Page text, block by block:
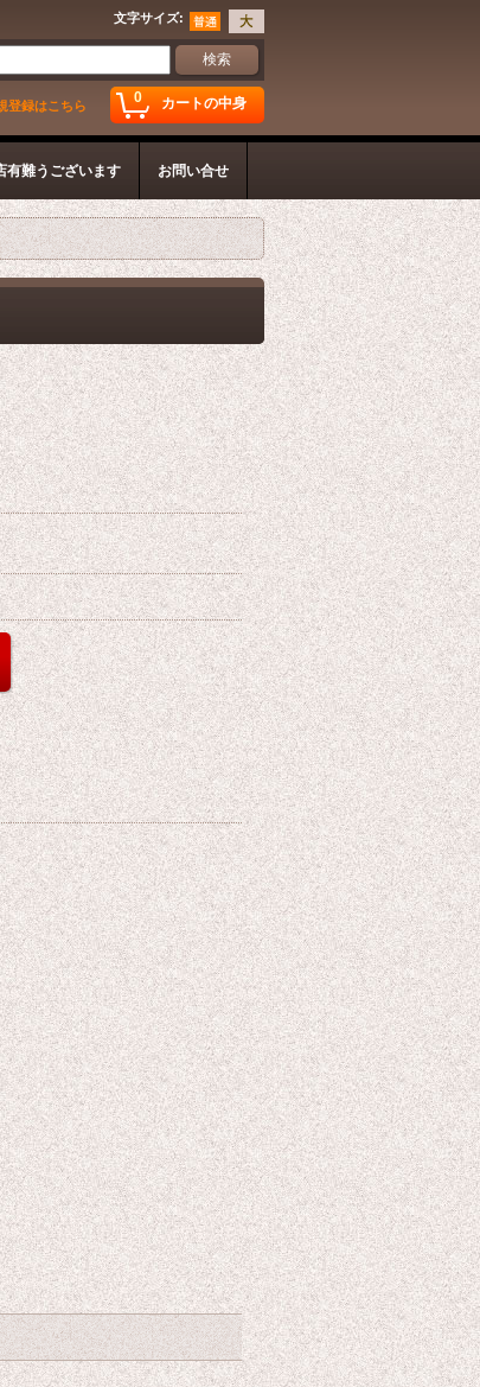
文字サイズ:
0 カートの中身
登録はこちら
有難うございます お問い合せ